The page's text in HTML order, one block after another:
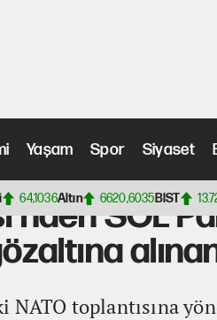
Yaşam Spor Siyaset
64,1036Altın 6620,6035BIST
ve NATO protestolarında gözaltına
SOL
toplantısına